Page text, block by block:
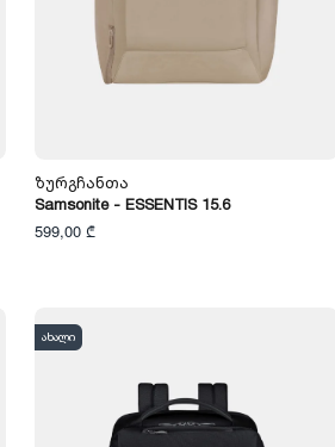
Ზურგჩანთა
Samsonite - ESSENTIS 15.6
599,00 ₾
ახალი